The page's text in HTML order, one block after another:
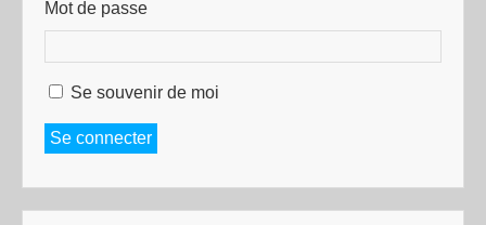
Mot de passe
Se souvenir de moi
Se connecter